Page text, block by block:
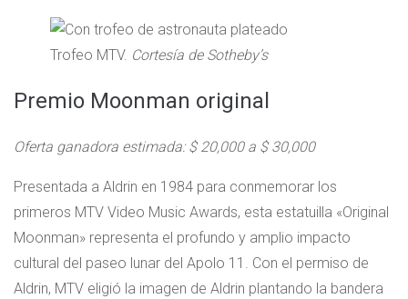
Trofeo MTV. Cortesía de Sotheby’s
Premio Moonman original
Oferta ganadora estimada: $ 20,000 a $ 30,000
Presentada a Aldrin en 1984 para conmemorar los
primeros MTV Video Music Awards, esta estatuilla «Original
Moonman» representa el profundo y amplio impacto
cultural del paseo lunar del Apolo 11. Con el permiso de
Aldrin, MTV eligió la imagen de Aldrin plantando la bandera